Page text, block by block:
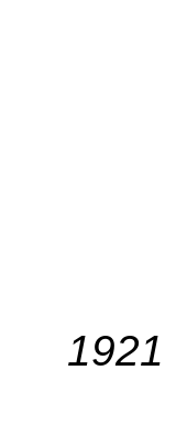
הצירים באולם הקונגרס הציוני הי"ב בקרלסבאד, 1921